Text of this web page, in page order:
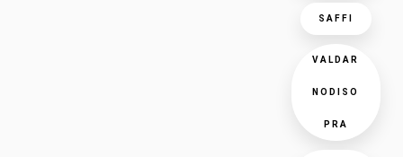
SAFFI
VALDAR
NODISO
PRA